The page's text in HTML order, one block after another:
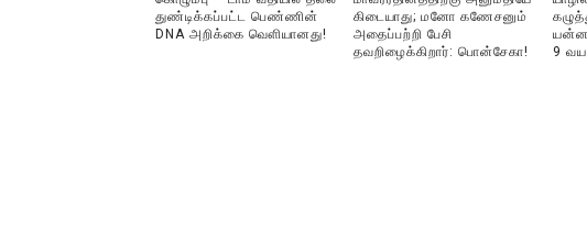
துண்டிக்கப்பட்ட பெண்ணின்
DNA அறிக்கை வௌியானது!
கிடையாது; மனோ கணேசனும்
அதைப்பற்றி பேசி
தவறிழைக்கிறார்: பொன்சேகா!
9